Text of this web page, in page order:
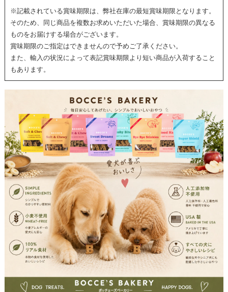
※記載されている賞味期限は、弊社在庫の最短賞味期限となります。
そのため、同じ商品を複数お求めいただいた場合、賞味期限の異なる
ものをお届けする場合がございます。
賞味期限のご指定はできませんので予めご了承ください。
また、輸入の状況によって表記賞味期限より短い商品が入荷すること
もあります。